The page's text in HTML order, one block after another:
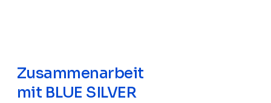
Zusammenarbeit
mit BLUE SILVER